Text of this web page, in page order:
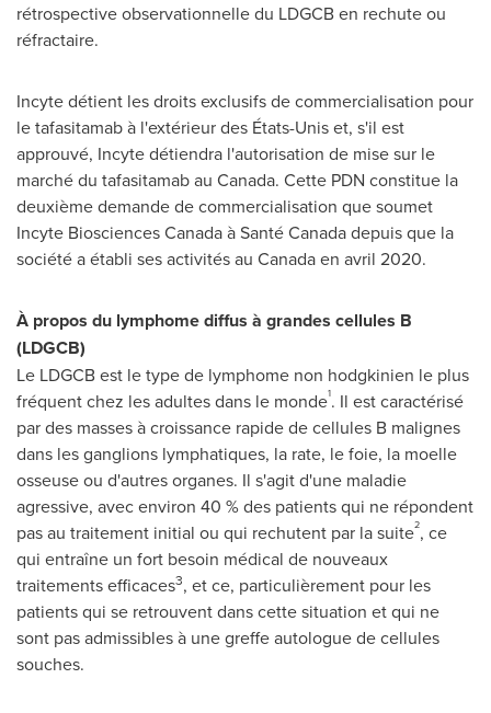
rétrospective observationnelle du LDGCB en rechute ou
réfractaire.
Incyte détient les droits exclusifs de commercialisation pour
le tafasitamab à l'extérieur des États-Unis et, s'il est
approuvé, Incyte détiendra l'autorisation de mise sur le
marché du tafasitamab au Canada. Cette PDN constitue la
deuxième demande de commercialisation que soumet
Incyte Biosciences Canada à SantéCanadadepuis que la
société a établi ses activités au Canadaen avril 2020.
À propos du lymphome diffus à grandes cellules B
(LDGCB)
Le LDGCB est le type de lymphome non hodgkinien le plus
fréquent chez les adultes dans le monde1. Il est caractérisé
par des masses à croissance rapide de cellules B malignes
dans les ganglions lymphatiques, la rate, le foie, la moelle
osseuse ou d'autres organes. Il s'agit d'une maladie
agressive, avec environ 40 % des patients qui ne répondent
pas au traitement initial ou qui rechutent par la suite2, ce
qui entraîne un fort besoin médical de nouveaux
traitements efficaces3, et ce, particulièrement pour les
patients qui se retrouvent dans cette situation et qui ne
sont pas admissibles à une greffe autologue de cellules
souches.